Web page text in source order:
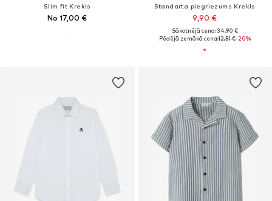
Slim fit Krekls
No 17,00 €
Standarta piegriezums Krekls
9,90 €
Sākotnējā cena: 34,90 €
Pēdējā zemākā cena:12,51 €-20%